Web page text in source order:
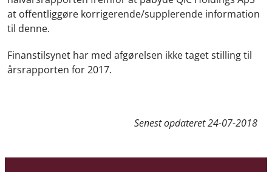
at offentliggøre korrigerende/supplerende information
til denne.
Finanstilsynet har med afgørelsen ikke taget stilling til
årsrapporten for 2017.
Senest opdateret24-07-2018